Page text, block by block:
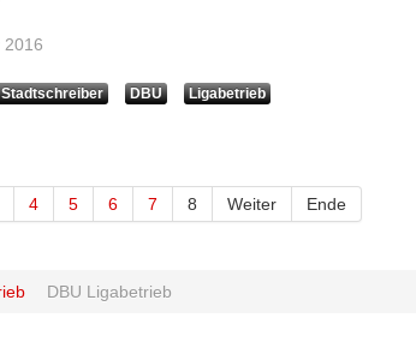
2016
Stadtschreiber DBU Ligabetrieb
4 5 6 7 8 Weiter Ende
DBU Ligabetrieb